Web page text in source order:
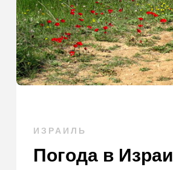
ИЗРАИЛЬ
Погода в